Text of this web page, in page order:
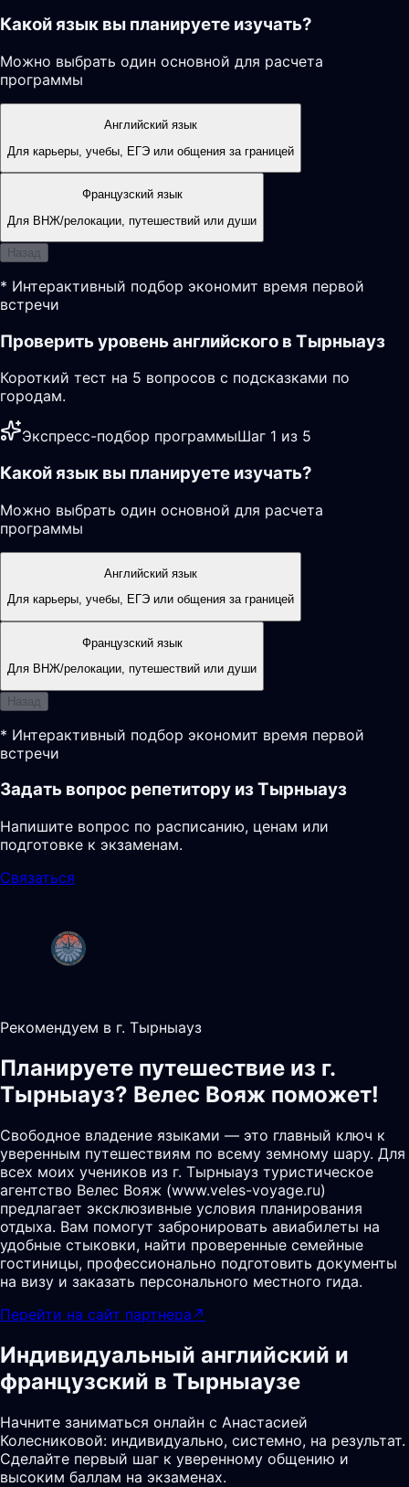
Какой язык вы планируете изучать?
Можно выбрать один основной для расчета
программы
Английский язык
Для карьеры, учебы, ЕГЭ или общения за границей
Французский язык
Для ВНЖ/релокации, путешествий или души
Назад
* Интерактивный подбор экономит время первой
встречи
Проверить уровень английского в Тырныауз
Короткий тест на 5 вопросов с подсказками по
городам.
Экспресс-подбор программыШаг 1 из 5
Какой язык вы планируете изучать?
Можно выбрать один основной для расчета
программы
Английский язык
Для карьеры, учебы, ЕГЭ или общения за границей
Французский язык
Для ВНЖ/релокации, путешествий или души
Назад
* Интерактивный подбор экономит время первой
встречи
Задать вопрос репетитору из Тырныауз
Напишите вопрос по расписанию, ценам или
подготовке к экзаменам.
Связаться
Рекомендуем в г. Тырныауз
Планируете путешествие из г.
Тырныауз? Велес Вояж поможет!
Свободное владение языками — это главный ключ к
уверенным путешествиям по всему земному шару. Для
всех моих учеников из г. Тырныауз туристическое
агентство Велес Вояж (www.veles-voyage.ru)
предлагает эксклюзивные условия планирования
отдыха. Вам помогут забронировать авиабилеты на
удобные стыковки, найти проверенные семейные
гостиницы, профессионально подготовить документы
на визу и заказать персонального местного гида.
Перейти на сайт партнера ↗
Индивидуальный английский и
французский в Тырныаузе
Начните заниматься онлайн с Анастасией
Колесниковой: индивидуально, системно, на результат.
Сделайте первый шаг к уверенному общению и
высоким баллам на экзаменах.